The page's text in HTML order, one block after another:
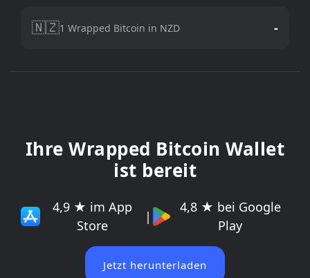
🇳🇿1 Wrapped Bitcoin in NZD -
Ihre Wrapped Bitcoin Wallet
ist bereit
4,9 ★ im App
Store
|
4,8 ★ bei Google
Play
Jetzt herunterladen